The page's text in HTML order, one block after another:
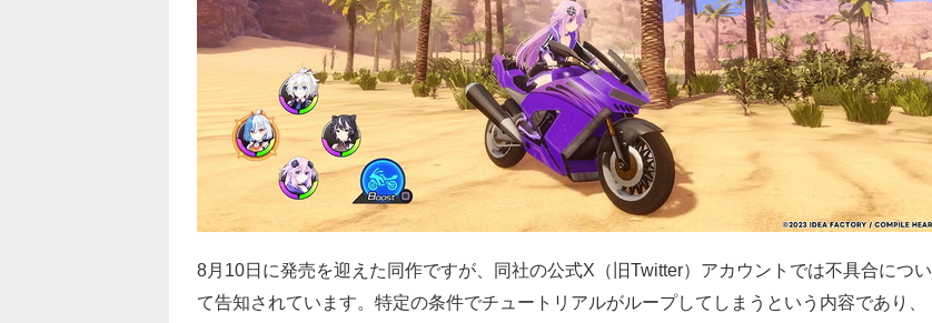
8月10日に発売を迎えた同作ですが、同社の公式X（旧Twitter）アカウントでは不具合につい
て告知されています。特定の条件でチュートリアルがループしてしまうという内容であり、